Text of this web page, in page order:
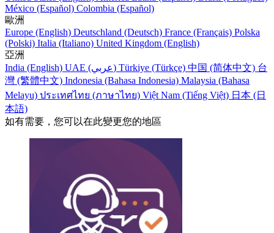
México (Español) Colombia (Español)
歐洲
Europe (English) Deutschland (Deutsch) France (Français) Polska
(Polski) Italia (Italiano) United Kingdom (English)
亞洲
India (English)
UAE (عربي) Türkiye (Türkçe) 中国 (简体中文) 台
灣 (繁體中文) Indonesia (Bahasa Indonesia) Malaysia (Bahasa
Melayu) ประเทศไทย (ภาษาไทย) Việt Nam (Tiếng Việt) 日本 (日
本語)
如有需要，您可以在此變更您的地區